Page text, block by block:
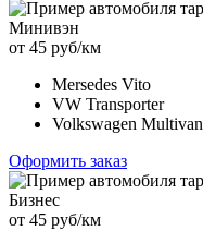
Минивэн
от 45 руб/км
Mersedes Vito
VW Transporter
Volkswagen Multivan
Оформить заказ
Бизнес
от 45 руб/км